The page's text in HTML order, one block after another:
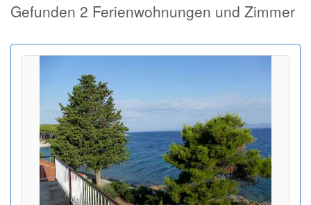
Gefunden 2 Ferienwohnungen und Zimmer